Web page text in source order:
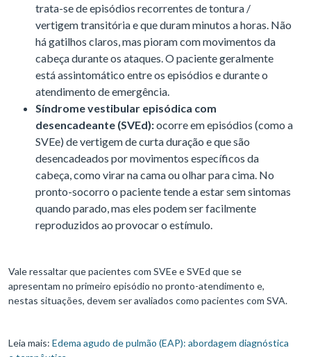
trata-se de episódios recorrentes de tontura /
vertigem transitória e que duram minutos a horas. Não
há gatilhos claros, mas pioram com movimentos da
cabeça durante os ataques. O paciente geralmente
está assintomático entre os episódios e durante o
atendimento de emergência.
Síndrome vestibular episódica com
desencadeante (SVEd):ocorre em episódios (como a
SVEe) de vertigem de curta duração e que são
desencadeados por movimentos específicos da
cabeça, como virar na cama ou olhar para cima. No
pronto-socorro o paciente tende a estar sem sintomas
quando parado, mas eles podem ser facilmente
reproduzidos ao provocar o estímulo.
Vale ressaltar que pacientes com SVEe e SVEd que se
apresentam no primeiro episódio no pronto-atendimento e,
nestas situações, devem ser avaliados como pacientes com SVA.
Leia mais: Edema agudo de pulmão (EAP): abordagem diagnóstica